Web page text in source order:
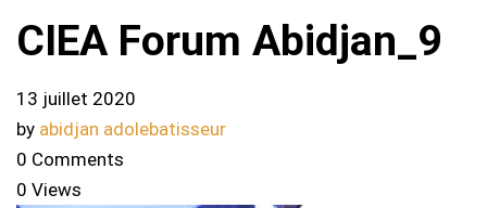
CIEA Forum Abidjan_9
13 juillet 2020
by abidjan adolebatisseur
0 Comments
0 Views